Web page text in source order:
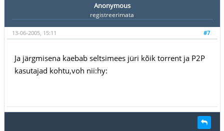
Anonymous
registreerimata
#7
13-06-2005, 15:11
Ja järgmisena kaebab seltsimees jüri kõik torrent ja P2P
kasutajad kohtu,voh nii:hy: